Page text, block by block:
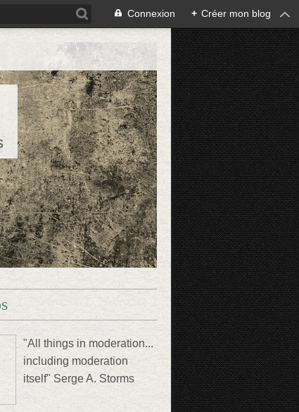
Connexion + Créer mon blog
"All things in moderation...
including moderation
itself" Serge A. Storms